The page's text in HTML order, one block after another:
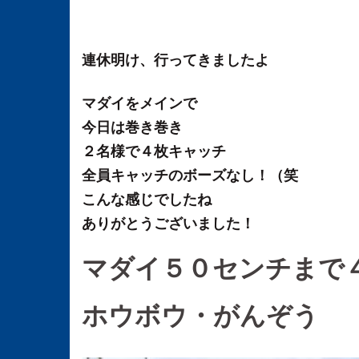
連休明け、行ってきましたよ
マダイをメインで
今日は巻き巻き
２名様で４枚キャッチ
全員キャッチのボーズなし！（笑
こんな感じでしたね
ありがとうございました！
マダイ５０センチまで
ホウボウ・がんぞう